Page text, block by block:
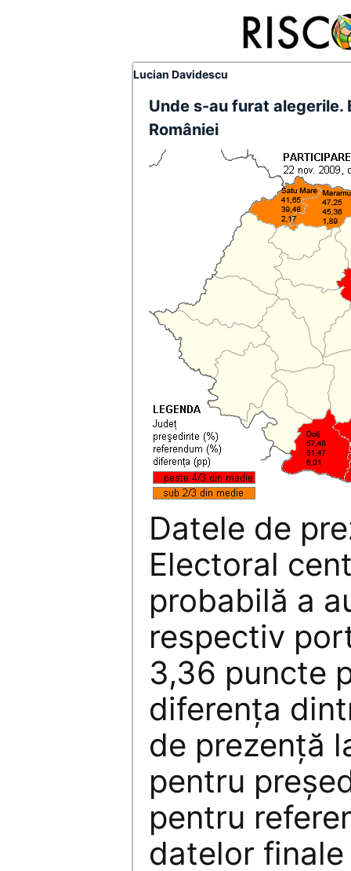
Lucian Davidescu
Unde s-au furat alegerile.
României
Datele de
Electoral
probabilă a
respectiv
3,36 puncte
diferenţa
de prezenţă
pentru
pentru
datelor